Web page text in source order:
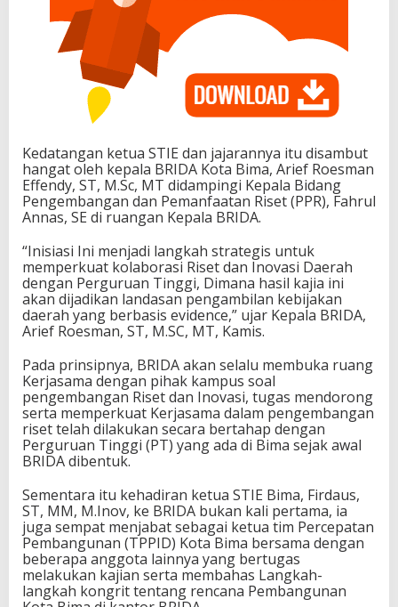
Kedatangan ketua STIE dan jajarannya itu disambut
hangat oleh kepala BRIDA Kota Bima, Arief Roesman
Effendy, ST, M.Sc, MT didampingi Kepala Bidang
Pengembangan dan Pemanfaatan Riset (PPR), Fahrul
Annas, SE di ruangan Kepala BRIDA.
“Inisiasi Ini menjadi langkah strategis untuk
memperkuat kolaborasi Riset dan Inovasi Daerah
dengan Perguruan Tinggi, Dimana hasil kajia ini
akan dijadikan landasan pengambilan kebijakan
daerah yang berbasis evidence,” ujar Kepala BRIDA,
Arief Roesman, ST, M.SC, MT, Kamis.
Pada prinsipnya, BRIDA akan selalu membuka ruang
Kerjasama dengan pihak kampus soal
pengembangan Riset dan Inovasi, tugas mendorong
serta memperkuat Kerjasama dalam pengembangan
riset telah dilakukan secara bertahap dengan
Perguruan Tinggi (PT) yang ada di Bima sejak awal
BRIDA dibentuk.
Sementara itu kehadiran ketua STIE Bima, Firdaus,
ST, MM, M.Inov, ke BRIDA bukan kali pertama, ia
juga sempat menjabat sebagai ketua tim Percepatan
Pembangunan (TPPID) Kota Bima bersama dengan
beberapa anggota lainnya yang bertugas
melakukan kajian serta membahas Langkah-
langkah kongrit tentang rencana Pembangunan